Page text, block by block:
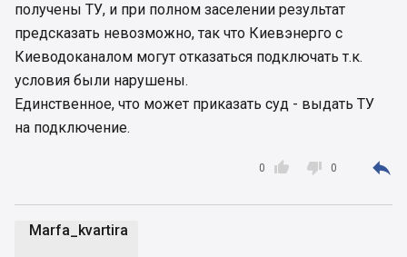
получены ТУ, и при полном заселении результат
предсказать невозможно, так что Киевэнерго с
Киеводоканалом могут отказаться подключать т.к.
условия были нарушены.
Единственное, что может приказать суд - выдать ТУ
на подключение.

0  0 
Marfa_kvartira